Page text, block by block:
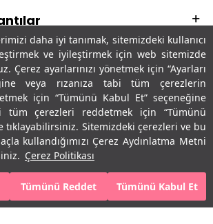
daha iyi tanımak, sitemizdeki kullanıcı
ve iyileştirmek için web sitemizde
Çerez ayarlarınızı yönetmek için “Ayarları
veya rızanıza tabi tüm çerezlerin
için “Tümünü Kabul Et” seçeneğine
tüm çerezleri reddetmek için “Tümünü
tıklayabilirsiniz. Sitemizdeki çerezleri ve bu
kullandığımızı Çerez Aydınlatma Metni
Çerez Politikası
Tümünü Reddet Tümünü Kabul Et
HEMEN AL